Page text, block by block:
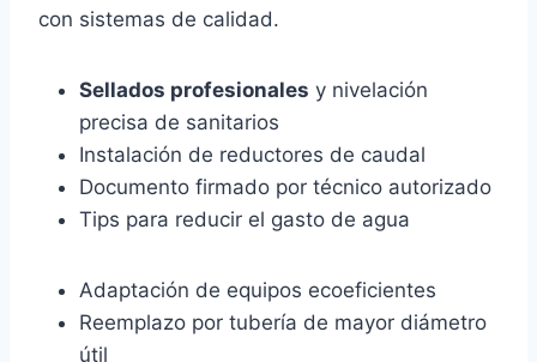
con sistemas de calidad.
Sellados profesionales y nivelación
precisa de sanitarios
Instalación de reductores de caudal
Documento firmado por técnico autorizado
Tips para reducir el gasto de agua
Adaptación de equipos ecoeficientes
Reemplazo por tubería de mayor diámetro
útil